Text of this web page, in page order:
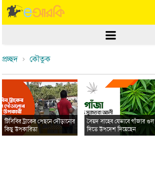
প্রচ্ছদ কৌতুক
টিসিবির ট্রাকের পেছনে দৌড়ানোর
কিছু উপকারিতা
সৈয়দ সাহেব যেভাবে গাঁজার গুল
দিতে উপদেশ দিয়েছেন